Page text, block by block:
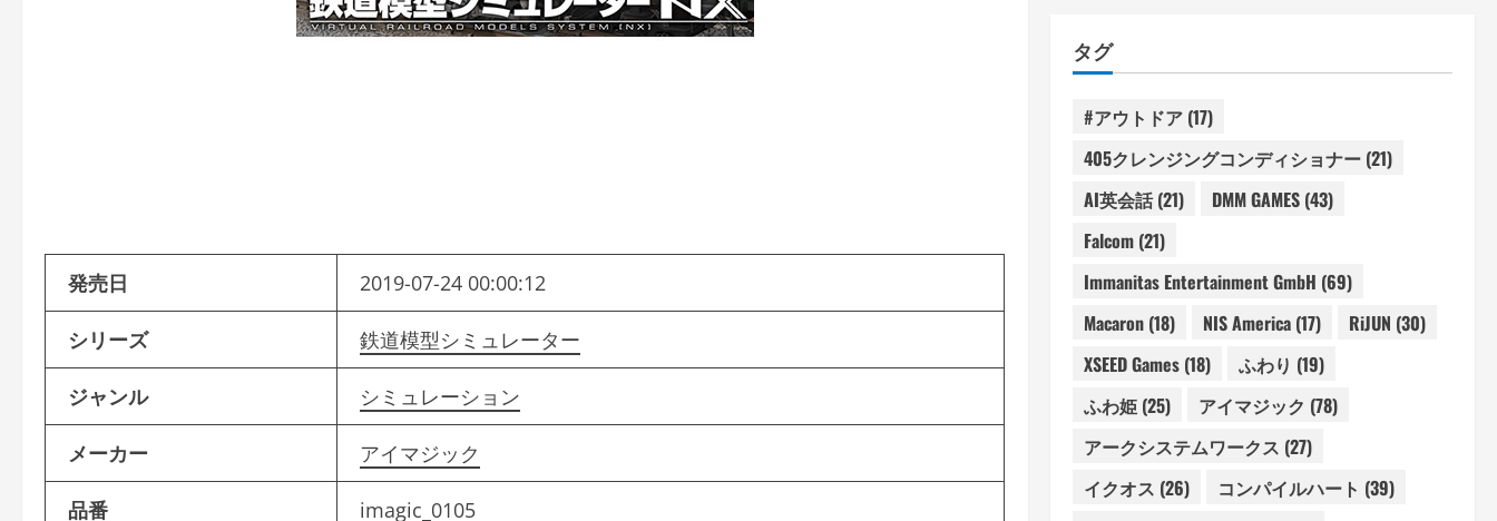
発売日 2019-07-24 00:00:12
シリーズ 鉄道模型シミュレーター
ジャンル シミュレーション
メーカー アイマジック
品番 imagic_0105
タグ
#アウトドア(17)
405クレンジングコンディショナー(21)
AI英会話(21) DMM GAMES(43)
Falcom(21)
Immanitas Entertainment GmbH (69)
Macaron(18) NIS America(17) RiJUN (30)
XSEED Games(18) ふわり (19)
ふわ姫(25) アイマジック (78)
アークシステムワークス (27)
イクオス (26) コンパイルハート (39)